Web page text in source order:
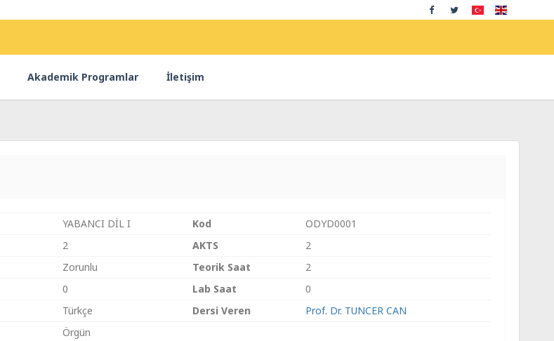
Akademik Programlar İletişim
YABANCI DİL I Kod
ODYD0001
2 AKTS
2
Zorunlu Teorik Saat
2
0 Lab Saat
0
Türkçe Dersi Veren
Prof. Dr. TUNCER CAN
Örgün